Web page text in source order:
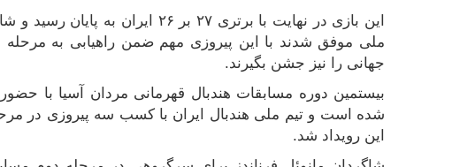
این بازی در نهایت با برتری ۲۷ بر ۲۶
ملی موفق شدند با این پیروزی مهم ضمن راهیابی به
جهانی را نیز جشن بگیرند.
شده است و تیم ملی هندبال ایران با کسب سه پیروزی در
این رویداد شد.